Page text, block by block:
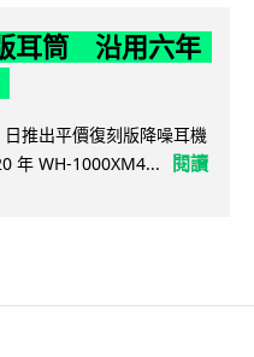
耳筒 沿用六年
推出平價復刻版降噪耳機
年 WH-1000XM4...
閱讀